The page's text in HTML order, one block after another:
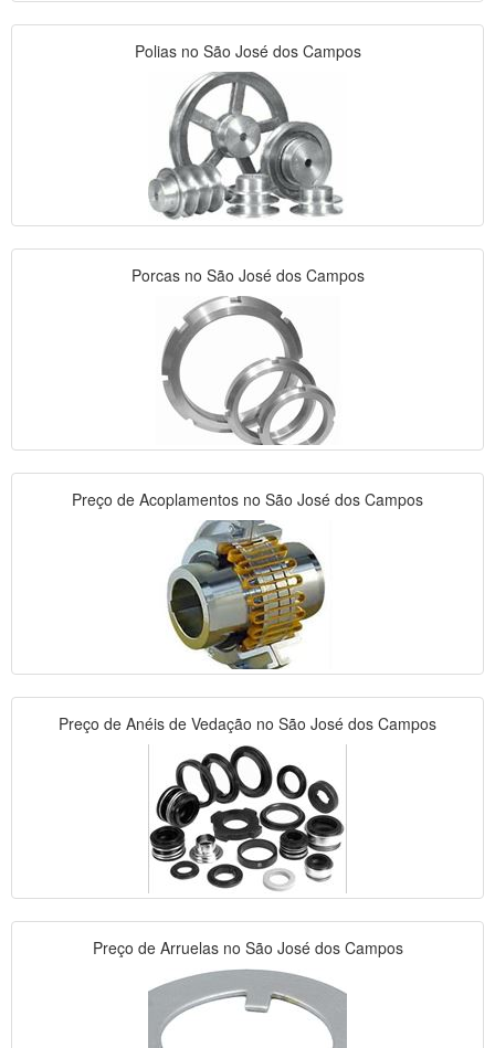
Polias no São José dos Campos
Porcas no São José dos Campos
Preço de Acoplamentos no São José dos Campos
Preço de Anéis de Vedação no São José dos Campos
Preço de Arruelas no São José dos Campos